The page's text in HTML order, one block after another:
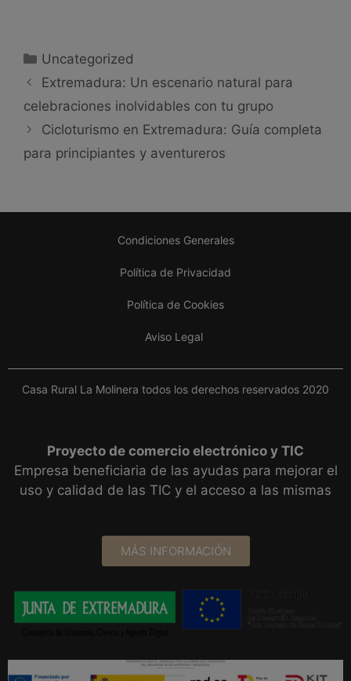
Uncategorized
Extremadura: Un escenario natural para
celebraciones inolvidables con tu grupo
Cicloturismo en Extremadura: Guía completa
para principiantes y aventureros
Condiciones Generales
Política de Privacidad
Política de Cookies
Aviso Legal
Casa Rural La Molinera todos los derechos reservados 2020
Proyecto de comercio electrónico y TIC
Empresa beneficiaria de las ayudas para mejorar el
uso y calidad de las TIC y el acceso a las mismas
MÁS INFORMACIÓN